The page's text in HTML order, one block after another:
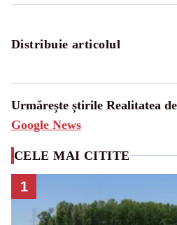
Distribuie articolul
Urmărește știrile Realitatea
Google News
CELE MAI CITITE
1